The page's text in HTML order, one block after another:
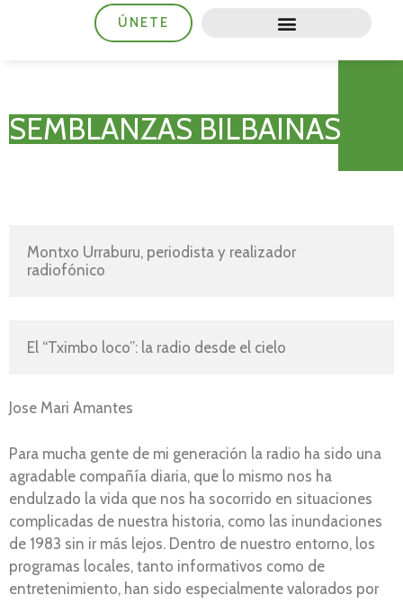
ÚNETE
SEMBLANZAS BILBAINAS
Montxo Urraburu, periodista y realizador
radiofónico
El “Tximbo loco”: la radio desde el cielo
Jose Mari Amantes
Para mucha gente de mi generación la radio ha sido una
agradable compañía diaria, que lo mismo nos ha
endulzado la vida que nos ha socorrido en situaciones
complicadas de nuestra historia, como las inundaciones
de 1983 sin ir más lejos. Dentro de nuestro entorno, los
programas locales, tanto informativos como de
entretenimiento, han sido especialmente valorados por